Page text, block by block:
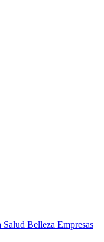
Salud Belleza Empresas